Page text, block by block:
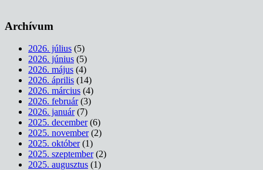
Archívum
2026. július (5)
2026. június (5)
2026. május (4)
2026. április (14)
2026. március (4)
2026. február(3)
2026. január(7)
2025. december(6)
2025. november(2)
2025. október(1)
2025. szeptember(2)
2025. augusztus (1)